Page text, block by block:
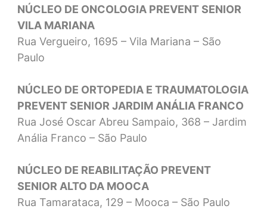
NÚCLEO DE ONCOLOGIA PREVENT SENIOR
VILA MARIANA
Rua Vergueiro, 1695 – Vila Mariana – São
Paulo
NÚCLEO DE ORTOPEDIA E TRAUMATOLOGIA
PREVENT SENIOR JARDIM ANÁLIA FRANCO
Rua José Oscar Abreu Sampaio, 368 – Jardim
Anália Franco – São Paulo
NÚCLEO DE REABILITAÇÃO PREVENT
SENIOR ALTO DA MOOCA
Rua Tamarataca, 129 – Mooca – São Paulo